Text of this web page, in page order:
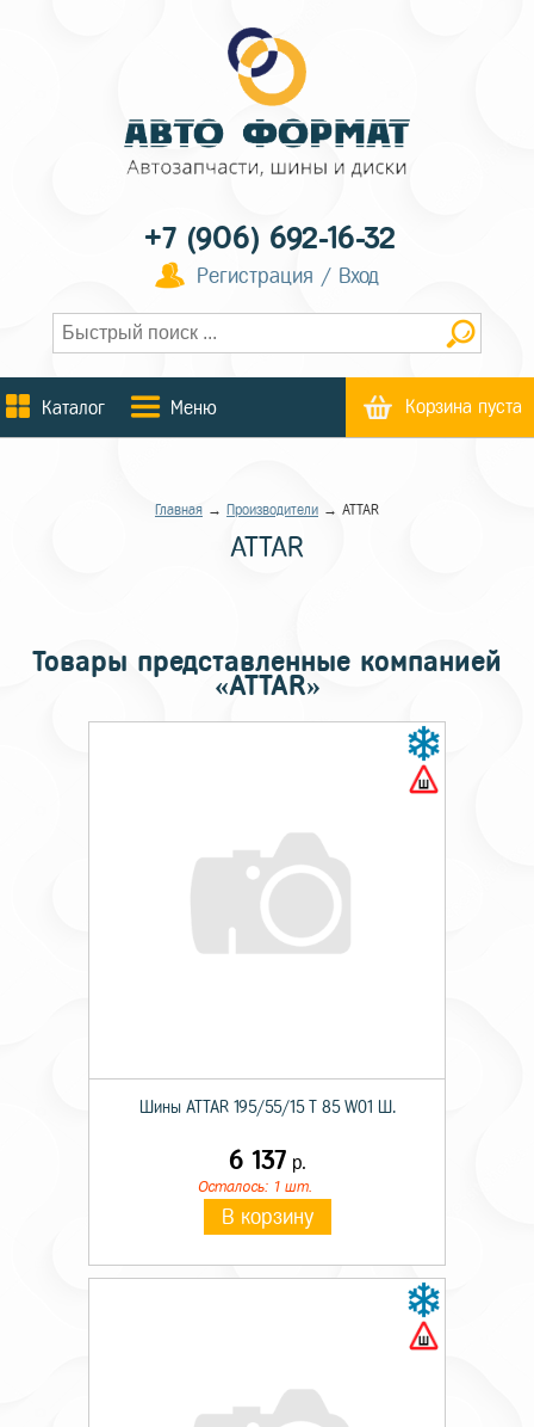
+7 (906) 692-16-32
Регистрация / Вход
Каталог Меню Корзина пуста
Главная → Производители → ATTAR
ATTAR
Товары представленные компанией
«ATTAR»
Шины ATTAR 195/55/15 T 85 W01 Ш.
6 137 р.
Осталось: 1 шт.
В корзину